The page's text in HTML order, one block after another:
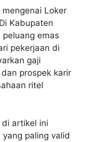
Loker
Kabupaten
emas
pekerjaan di
gaji
prospek karir
ritel
artikel ini
paling valid